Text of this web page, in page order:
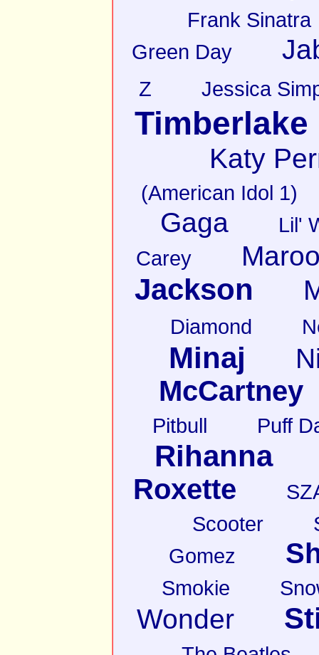
Frank Sinatra
Green Day
Z Jessica
Timberlake
Katy
(American Idol 1)
Gaga
Lil'
Carey
Jackson
Diamond
Minaj
McCartney
Pitbull Puff
Rihanna
Roxette
Scooter
Gomez
Smokie
Wonder